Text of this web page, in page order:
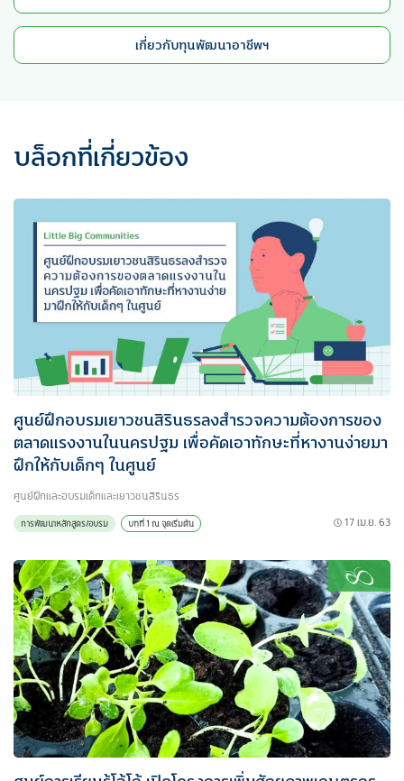
เกี่ยวกับทุนพัฒนาอาชีพฯ
บล็อกที่เกี่ยวข้อง
ศูนย์ฝึกอบรมเยาวชนสิรินธรลงสำรวจความต้องการของ
ตลาดแรงงานในนครปฐม เพื่อคัดเอาทักษะที่หางานง่ายมา
ฝึกให้กับเด็กๆ ในศูนย์
ศูนย์ฝึกและอบรมเด็กและเยาวชนสิรินธร
การพัฒนาหลักสูตร/อบรม บทที่ 1 ณ จุดเริ่มต้น 17 เม.ย. 63